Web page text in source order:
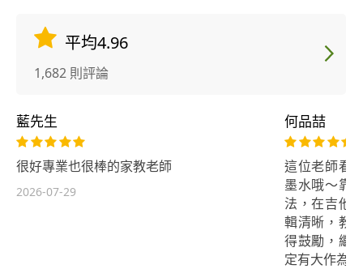
平均4.96
1,682 則評論
藍先生
很好專業也很棒的家教老師
2026-07-29
何品喆
這位老師看
墨水哦～靠
法，在吉他
輯清晰，教
得鼓勵，繼
定有大作為。